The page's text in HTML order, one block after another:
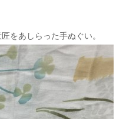
をあしらった手ぬぐい。